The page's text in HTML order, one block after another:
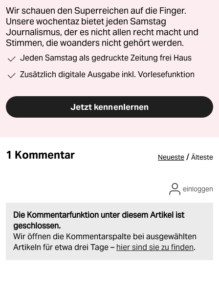
Wir schauen den Superreichen auf die Finger.
Unsere wochentaz bietet jeden Samstag
Journalismus, der es nicht allen recht macht und
Stimmen, die woanders nicht gehört werden.
Jeden Samstag als gedruckte Zeitung frei Haus
Zusätzlich digitale Ausgabe inkl. Vorlesefunktion
Jetzt kennenlernen
1 Kommentar Neueste / Älteste
Die Kommentarfunktion unter diesem Artikel ist
geschlossen.
Wir öffnen die Kommentarspalte bei ausgewählten
Artikeln für etwa drei Tage – hier sind sie zu finden.
einloggen